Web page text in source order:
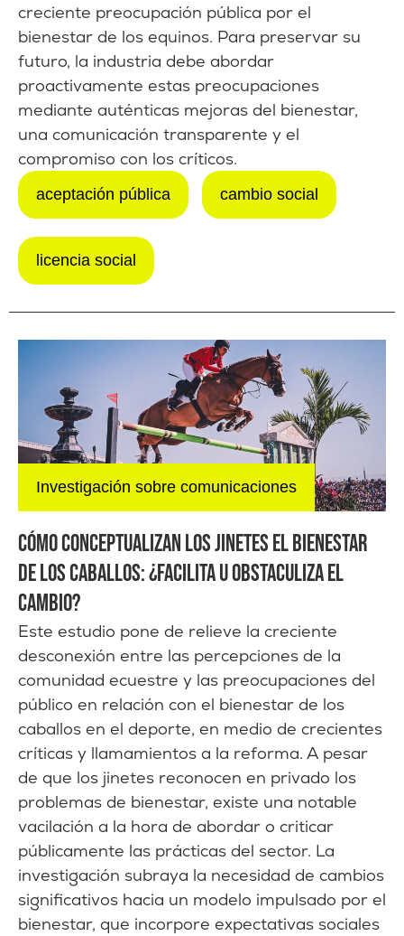
creciente preocupación pública por el
bienestar de los equinos. Para preservar su
futuro, la industria debe abordar
proactivamente estas preocupaciones
mediante auténticas mejoras del bienestar,
una comunicación transparente y el
compromiso con los críticos.
aceptación pública cambio social
licencia social
Investigación sobre comunicaciones
CÓMO CONCEPTUALIZAN LOS JINETES EL BIENESTAR
DE LOS CABALLOS: ¿FACILITA U OBSTACULIZA EL
CAMBIO?
Este estudio pone de relieve la creciente
desconexión entre las percepciones de la
comunidad ecuestre y las preocupaciones del
público en relación con el bienestar de los
caballos en el deporte, en medio de crecientes
críticas y llamamientos a la reforma. A pesar
de que los jinetes reconocen en privado los
problemas de bienestar, existe una notable
vacilación a la hora de abordar o criticar
públicamente las prácticas del sector. La
investigación subraya la necesidad de cambios
significativos hacia un modelo impulsado por el
bienestar, que incorpore expectativas sociales